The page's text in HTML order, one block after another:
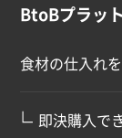
BtoBプラッ
食材の仕入れ
∟ 即決購入で